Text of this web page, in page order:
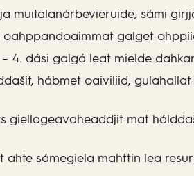
muitalanárbevieruide, sámi
galget
4. dási galgá leat mielde
hábmet oaiviliid,
giellageavaheaddjit mat
sámegiela mahttin lea